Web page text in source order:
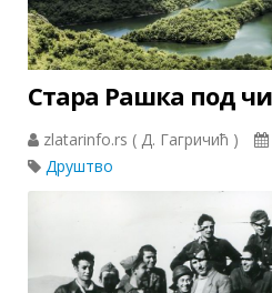
Стара Рашка под
zlatarinfo.rs ( Д. Гагричић )
Друштво